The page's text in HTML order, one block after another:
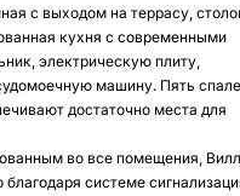
с выходом на террасу,
кухня с современными
электрическую плиту,
машину. Пять
достаточно места для
во все помещения,
системе